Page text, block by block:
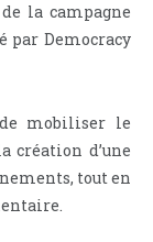
la campagne
par Democracy
mobiliser le
création d’une
tout en